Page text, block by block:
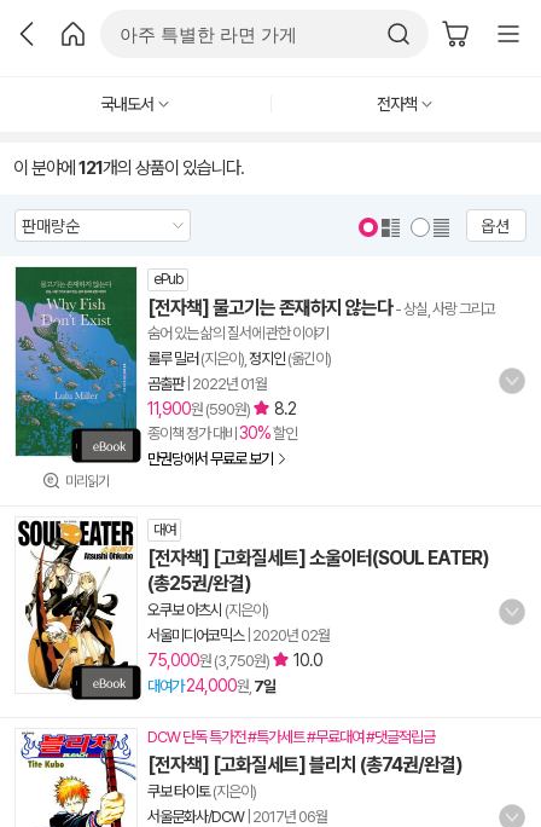
국내도서 전자책
이 분야에 121개의 상품이 있습니다.
옵션
미리읽기
ePub
[전자책] 물고기는 존재하지 않는다- 상실, 사랑 그리고
숨어 있는 삶의 질서에 관한 이야기
룰루 밀러 (지은이), 정지인 (옮긴이)
곰출판| 2022년 01월
11,900원 (590원) 8.2
종이책 정가 대비 30%할인
만권당에서 무료로 보기
대여
[전자책] [고화질세트] 소울이터(SOUL EATER)
(총25권/완결)
오쿠보 아츠시 (지은이)
서울미디어코믹스| 2020년 02월
75,000원 (3,750원) 10.0
대여가 24,000원, 7일
DCW 단독 특가전 #특가세트 #무료대여 #댓글적립금
[전자책] [고화질세트] 블리치 (총74권/완결)
쿠보 타이토(지은이)
서울문화사/DCW| 2017년 06월